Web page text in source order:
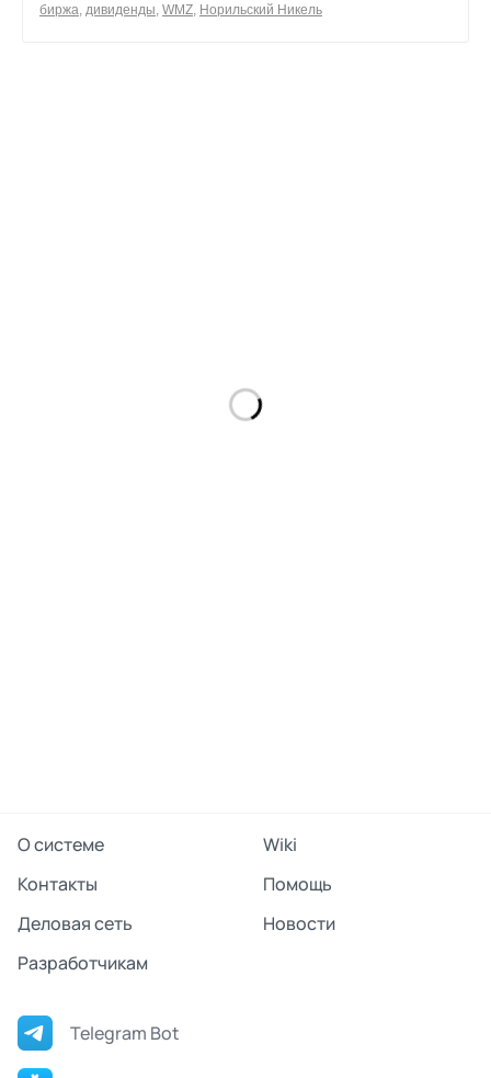
0
биржа, дивиденды, WMZ, Норильский Никель
О системе
Wiki
Контакты
Помощь
Деловая сеть
Новости
Разработчикам
Telegram Bot